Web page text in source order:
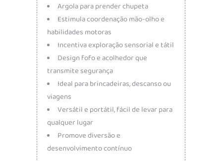
Argola para prender chupeta
Estimula coordenação mão-olho e
habilidades motoras
Incentiva exploração sensorial e tátil
Design fofo e acolhedor que
transmite segurança
Ideal para brincadeiras, descanso ou
viagens
Versátil e portátil, fácil de levar para
qualquer lugar
Promove diversão e
desenvolvimento contínuo